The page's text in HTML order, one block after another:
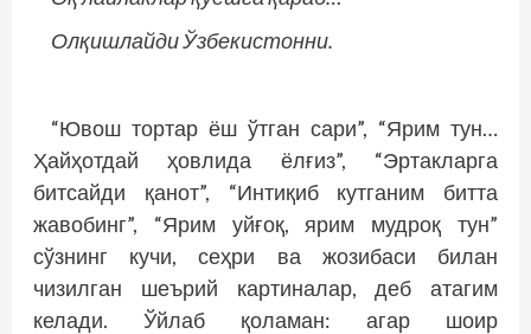
Олқишлайди Ўзбекистонни.
“Ювош тортар ёш ўтган сари”, “Ярим тун…
Ҳайҳотдай ҳовлида ёлғиз”, “Эртакларга
битсайди қанот”, “Интиқиб кутганим битта
жавобинг”, “Ярим уйғоқ, ярим мудроқ тун”
сўзнинг кучи, сеҳри ва жозибаси билан
чизилган шеърий картиналар, деб атагим
келади. Ўйлаб қоламан: агар шоир